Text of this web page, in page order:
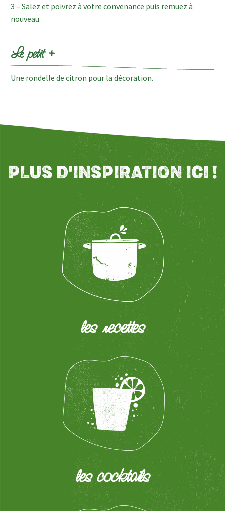
3 – Salez et poivrez à votre convenance puis remuez à
nouveau.
Le petit +
Une rondelle de citron pour la décoration.
PLUS D'INSPIRATION ICI !
les recettes
les cocktails